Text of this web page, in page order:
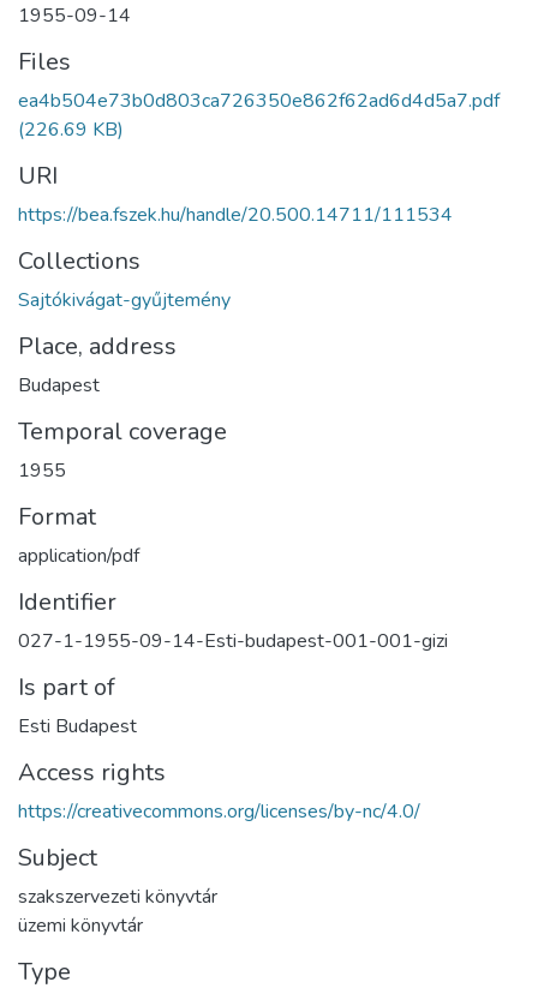
1955-09-14
Files
ea4b504e73b0d803ca726350e862f62ad6d4d5a7.pdf
(226.69 KB)
URI
https://bea.fszek.hu/handle/20.500.14711/111534
Collections
Sajtókivágat-gyűjtemény
Place, address
Budapest
Temporal coverage
1955
Format
application/pdf
Identifier
027-1-1955-09-14-Esti-budapest-001-001-gizi
Is part of
Esti Budapest
Access rights
https://creativecommons.org/licenses/by-nc/4.0/
Subject
szakszervezeti könyvtár
üzemi könyvtár
Type